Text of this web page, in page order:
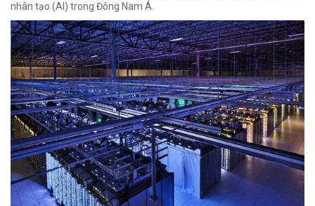
nhân tạo (AI) trong Đông Nam Á.